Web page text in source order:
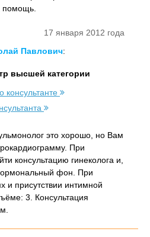
помощь.
17 января 2012 года
Павлович:
высшей категории
это хорошо, но Вам
При
консультацию гинеколога и,
фон. При
и присутствии интимной
3. Консультация